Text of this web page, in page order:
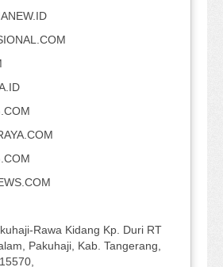
Rawa Kidang Kp. Duri RT
Pakuhaji, Kab. Tangerang,